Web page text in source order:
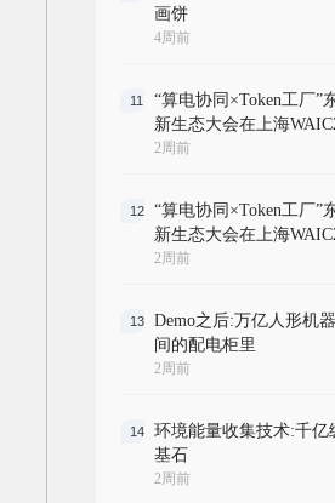
画饼
4周前
11
“算电协同×Token工厂”
新生态大会在上海
2周前
12
“算电协同×Token工厂”
新生态大会在上海
2周前
13
Demo之后:万亿人形机
间的配电柜里
2周前
14
环境能量收集技术:千亿
基石
2周前